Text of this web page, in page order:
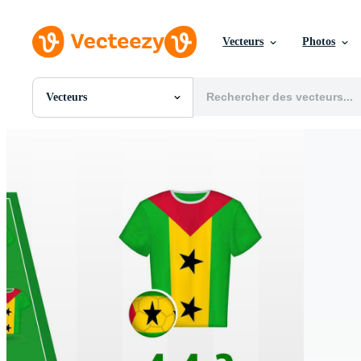
Vecteurs Photos
Vecteurs
Toutes Images
Motion graphics
Images Éditoriales
Événements Éditoriaux